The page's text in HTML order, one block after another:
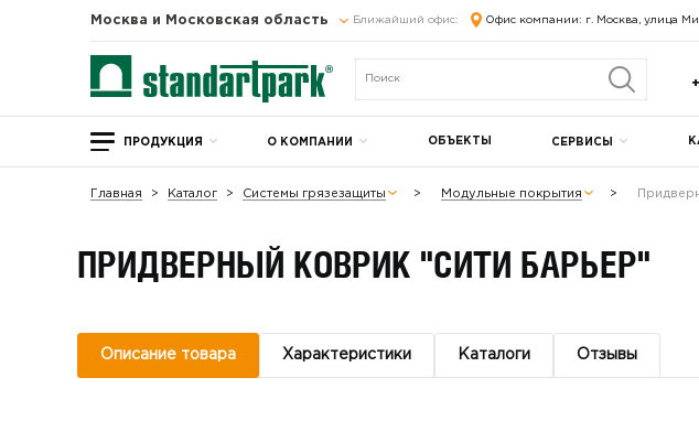
Москва и Московская область Ближайший офис: Офис компании: г. Москва, улица
ПРОДУКЦИЯ О КОМПАНИИ ОБЪЕКТЫ СЕРВИСЫ
Главная Каталог Системы грязезащиты Модульные покрытия
ПРИДВЕРНЫЙ КОВРИК "СИТИ БАРЬЕР"
Описание товара Характеристики Каталоги Отзывы